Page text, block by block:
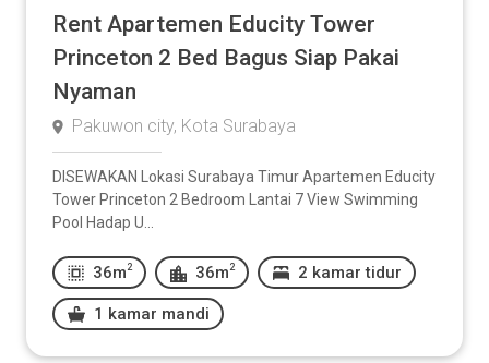
Rent Apartemen Educity Tower
Princeton 2 Bed Bagus Siap Pakai
Nyaman
Pakuwon city, Kota Surabaya
DISEWAKAN Lokasi Surabaya Timur Apartemen Educity
Tower Princeton 2 Bedroom Lantai 7 View Swimming
Pool Hadap U...
36m 2 36m 2 2 kamar tidur
1 kamar mandi